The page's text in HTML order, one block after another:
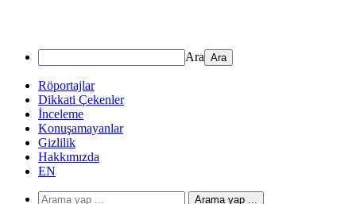
Ara
Röportajlar
Dikkati Çekenler
İnceleme
Konuşamayanlar
Gizlilik
Hakkımızda
EN
Arama yap ...